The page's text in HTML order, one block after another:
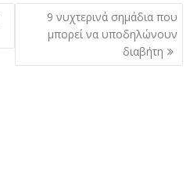
9 νυχτερινά σημάδια που
μπορεί να υποδηλώνουν
διαβήτη